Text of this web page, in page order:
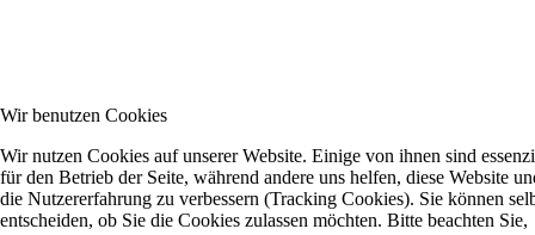
Wir benutzen Cookies
Wir nutzen Cookies auf unserer Website. Einige von ihnen sind
für den Betrieb der Seite, während andere uns helfen, diese Website
die Nutzererfahrung zu verbessern (Tracking Cookies). Sie können
entscheiden, ob Sie die Cookies zulassen möchten. Bitte beachten Sie,